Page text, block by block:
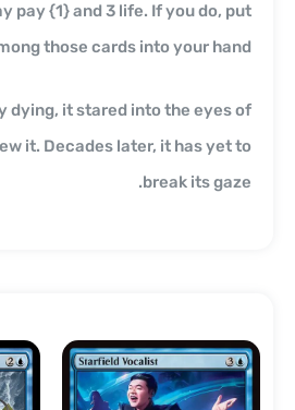
pay {1} and 3 life. If you do, put
those cards into your hand.
dying, it stared into the eyes of
it. Decades later, it has yet to
break its gaze.